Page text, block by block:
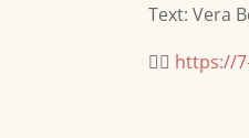
Text: Vera
👉🏽 https://